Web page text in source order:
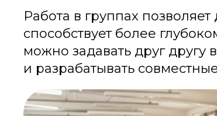
Работа в группах
способствует более
можно задавать друг
и разрабатывать